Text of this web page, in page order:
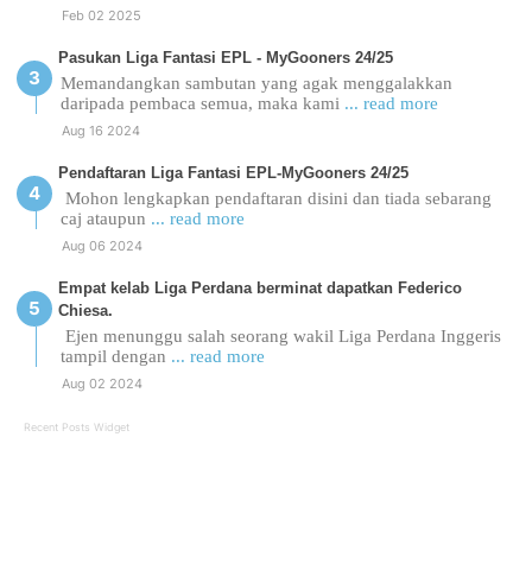
Feb 02 2025
Pasukan Liga Fantasi EPL - MyGooners 24/25
Memandangkan sambutan yang agak menggalakkan
daripada pembaca semua, maka kami ... read more
Aug 16 2024
Pendaftaran Liga Fantasi EPL-MyGooners 24/25
Mohon lengkapkan pendaftaran disini dan tiada sebarang
caj ataupun ... read more
Aug 06 2024
Empat kelab Liga Perdana berminat dapatkan Federico
Chiesa.
Ejen menunggu salah seorang wakil Liga Perdana Inggeris
tampil dengan ... read more
Aug 02 2024
Recent Posts Widget